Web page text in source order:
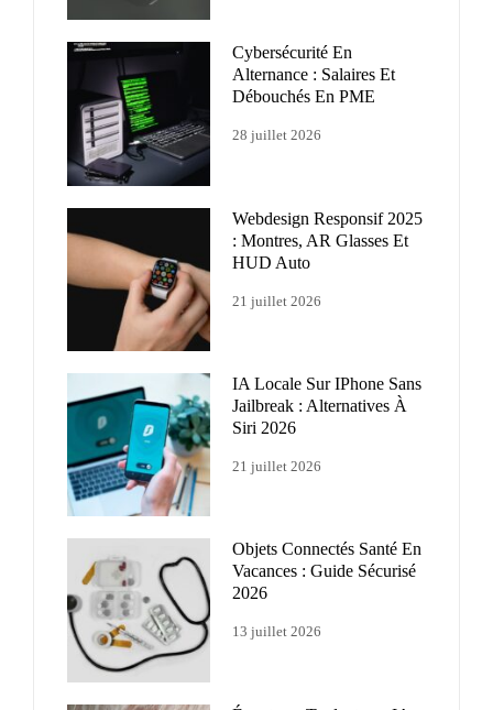
Cybersécurité En
Alternance : Salaires Et
Débouchés En PME
28 juillet 2026
Webdesign Responsif 2025
: Montres, AR Glasses Et
HUD Auto
21 juillet 2026
IA Locale Sur IPhone Sans
Jailbreak : Alternatives À
Siri 2026
21 juillet 2026
Objets Connectés Santé En
Vacances : Guide Sécurisé
2026
13 juillet 2026